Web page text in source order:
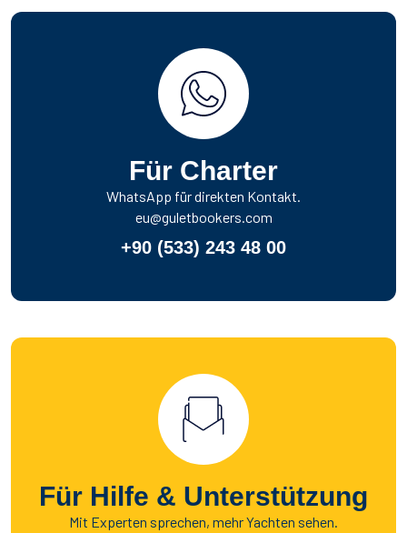
Für Charter
WhatsApp für direkten Kontakt.
eu@guletbookers.com
+90 (533) 243 48 00
Für Hilfe & Unterstützung
Mit Experten sprechen, mehr Yachten sehen.